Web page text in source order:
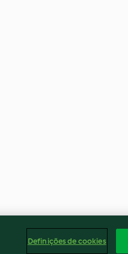
Definições de cookies